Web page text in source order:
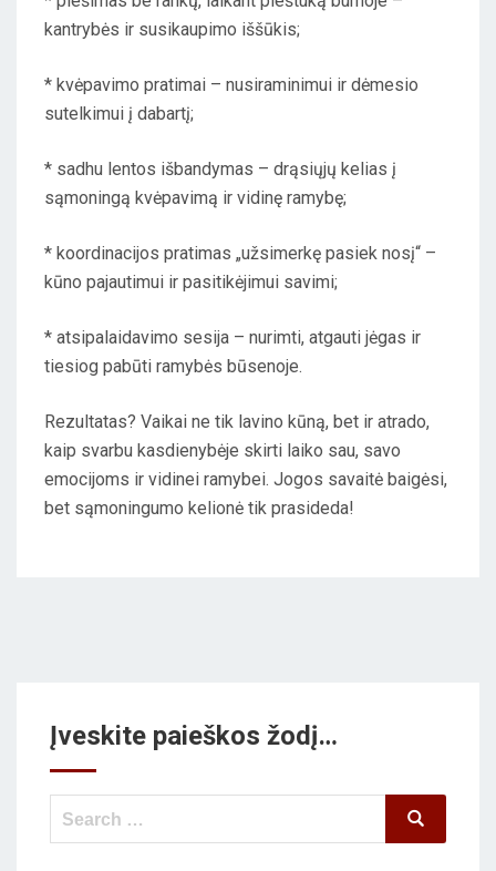
kantrybės ir susikaupimo iššūkis;
* kvėpavimo pratimai – nusiraminimui ir dėmesio
sutelkimui į dabartį;
* sadhu lentos išbandymas – drąsiųjų kelias į
sąmoningą kvėpavimą ir vidinę ramybę;
* koordinacijos pratimas „užsimerkę pasiek nosį“ –
kūno pajautimui ir pasitikėjimui savimi;
* atsipalaidavimo sesija – nurimti, atgauti jėgas ir
tiesiog pabūti ramybės būsenoje.
Rezultatas? Vaikai ne tik lavino kūną, bet ir atrado,
kaip svarbu kasdienybėje skirti laiko sau, savo
emocijoms ir vidinei ramybei. Jogos savaitė baigėsi,
bet sąmoningumo kelionė tik prasideda!
Įveskite paieškos žodį…
Search
Search